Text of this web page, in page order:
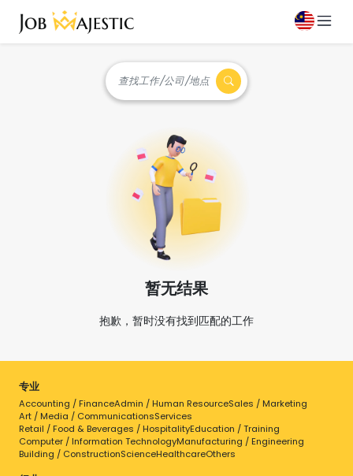
查找工作/公司/地点
暂无结果
抱歉，暂时没有找到匹配的工作
专业
Accounting / FinanceAdmin / Human ResourceSales / Marketing
Art / Media / CommunicationsServices
Retail / Food & Beverages / HospitalityEducation / Training
Computer / Information TechnologyManufacturing / Engineering
Building / ConstructionScienceHealthcareOthers